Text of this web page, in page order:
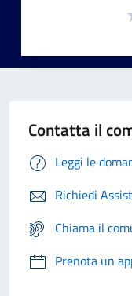
Contatta il
Leggi le
Richiedi
Chiama il
Prenota un